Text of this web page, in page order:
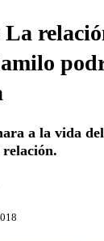
La
a la vida